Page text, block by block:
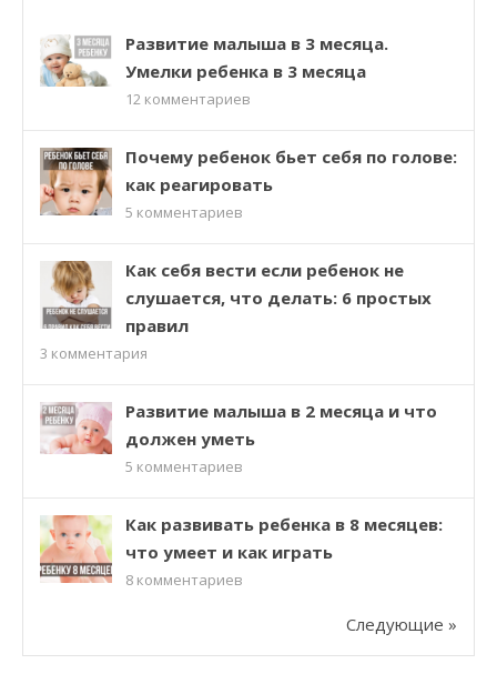
Развитие малыша в 3 месяца.
Умелки ребенка в 3 месяца
12 комментариев
Почему ребенок бьет себя по голове:
как реагировать
5 комментариев
Как себя вести если ребенок не
слушается, что делать: 6 простых
правил
3 комментария
Развитие малыша в 2 месяца и что
должен уметь
5 комментариев
Как развивать ребенка в 8 месяцев:
что умеет и как играть
8 комментариев
Следующие »